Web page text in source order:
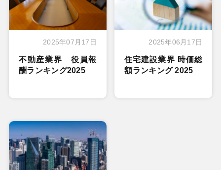
2025年07月17日
不動産業界 役員報
酬ランキング2025
2025年06月17日
住宅建設業界 時価総
額ランキング 2025